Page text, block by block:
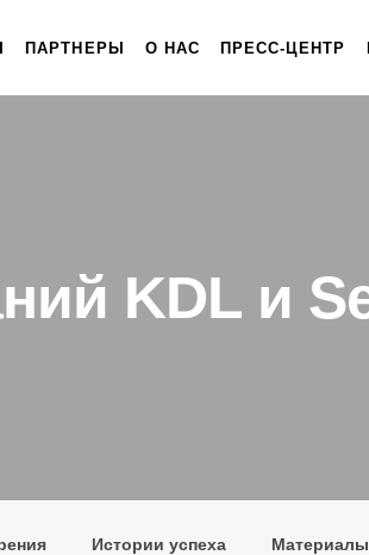
ПАРТНЕРЫ О НАС ПРЕСС-ЦЕНТР
KDL и
Истории успеха Материалы